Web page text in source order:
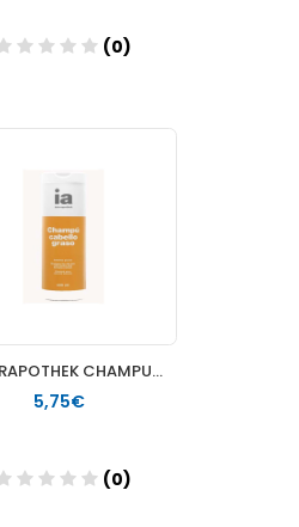
(0)
INTERAPOTHEK CHAMPU C GRASO 400 ML
5,75€
(0)